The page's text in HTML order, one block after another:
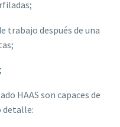
trabajo después de una
HAAS son capaces de
detalle: